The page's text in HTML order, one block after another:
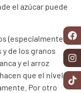
el azúcar puede
(especialmente
de los granos
y el arroz
que el nivel
Por otro